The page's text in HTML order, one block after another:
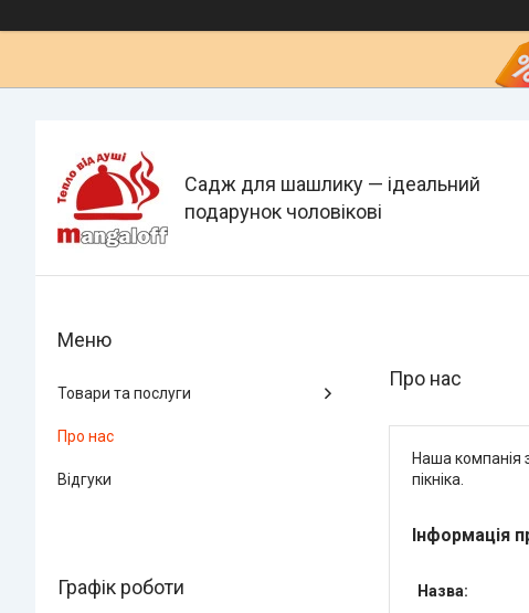
Садж для шашлику — ідеальний
подарунок чоловікові
Про нас
Наша компанія
пікніка.
Інформація
Назва:
Товари та послуги
Про нас
Відгуки
Графік роботи